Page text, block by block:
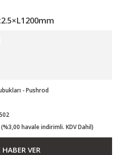
- Pushrod
havale indirimli. KDV Dahil)
VER